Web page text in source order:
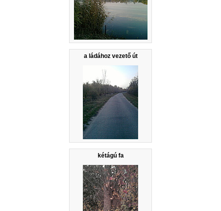
a ládához vezető út
kétágú fa